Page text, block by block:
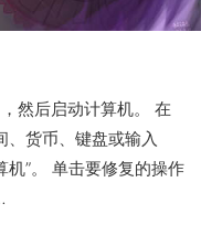
然后启动计算机。 在
、货币、键盘或输入
机”。 单击要修复的操作